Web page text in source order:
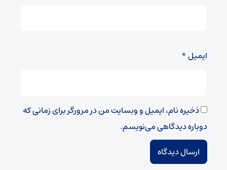
ایمیل*
ذخیره نام، ایمیل و وبسایت من در مرورگر برای زمانی که
دوباره دیدگاهی می‌نویسم.